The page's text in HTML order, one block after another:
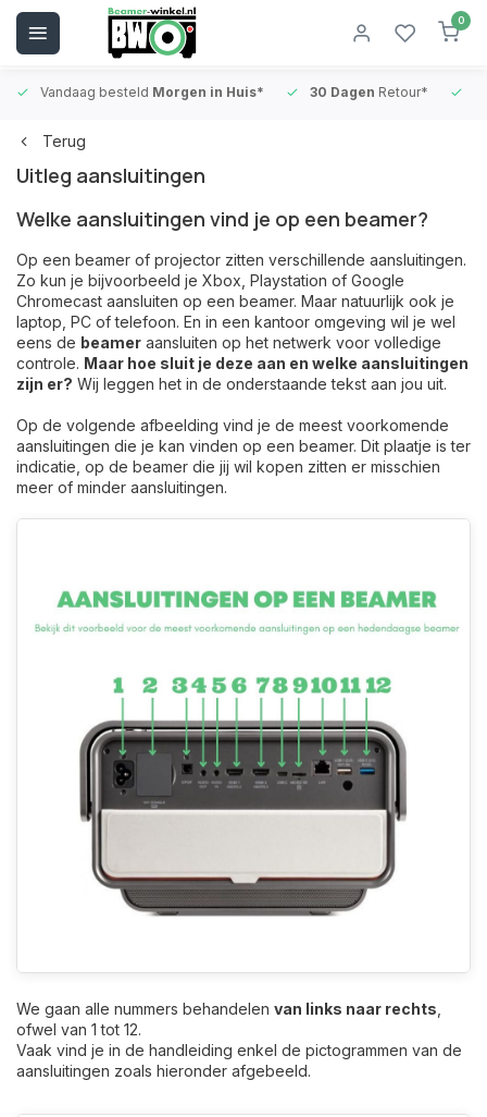
0
Vandaag besteld Morgen in Huis* 30 Dagen Retour*
Terug
Uitleg aansluitingen
Welke aansluitingen vind je op een beamer?
Op een beamer of projector zitten verschillende aansluitingen.
Zo kun je bijvoorbeeld je Xbox, Playstation of Google
Chromecast aansluiten op een beamer. Maar natuurlijk ook je
laptop, PC of telefoon. En in een kantoor omgeving wil je wel
eens de beamer aansluiten op het netwerk voor volledige
controle. Maar hoe sluit je deze aan en welke aansluitingen
zijn er? Wij leggen het in de onderstaande tekst aan jou uit.
Op de volgende afbeelding vind je de meest voorkomende
aansluitingen die je kan vinden op een beamer. Dit plaatje is ter
indicatie, op de beamer die jij wil kopen zitten er misschien
meer of minder aansluitingen.
We gaan alle nummers behandelen van links naar rechts
ofwel van 1 tot 12.
Vaak vind je in de handleiding enkel de pictogrammen van de
aansluitingen zoals hieronder afgebeeld.